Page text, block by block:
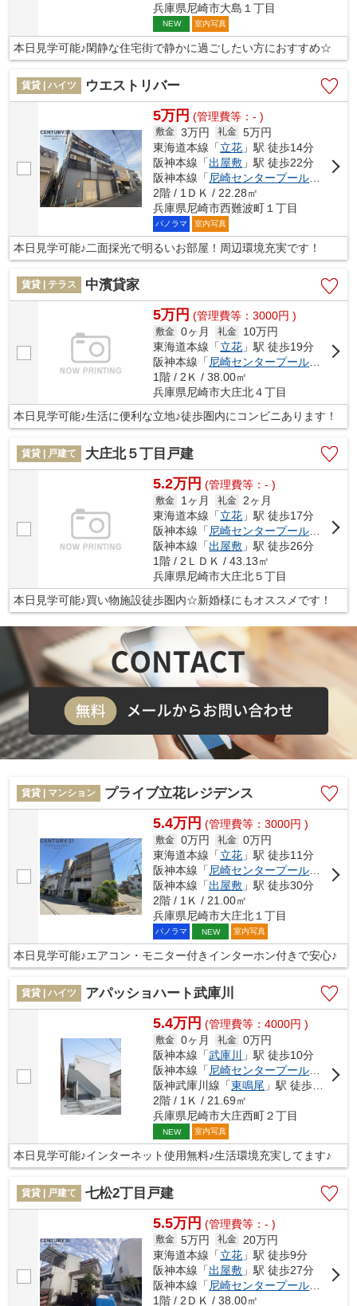
兵庫県尼崎市大島１丁目
NEW 室内写真
本日見学可能♪閑静な住宅街で静かに過ごしたい方におすすめ☆
賃貸 | ハイツ ウエストリバー
5万円 (管理費等：- )
敷金 3万円 礼金 5万円
東海道本線「立花 」駅 徒歩14分
阪神本線「出屋敷 」駅 徒歩22分
阪神本線「尼崎センタープール前
」駅
2階 / 1ＤＫ / 22.28㎡
兵庫県尼崎市西難波町１丁目
パノラマ 室内写真
本日見学可能♪二面採光で明るいお部屋！周辺環境充実です！
賃貸 | テラス 中濱貸家
5万円 (管理費等：3000円 )
敷金 0ヶ月 礼金
10万円
東海道本線「立花 」駅 徒歩19分
阪神本線「尼崎センタープール前
」駅
1階 / 2Ｋ / 38.00㎡
兵庫県尼崎市大庄北４丁目
本日見学可能♪生活に便利な立地♪徒歩圏内にコンビニあります！
賃貸 | 戸建て 大庄北５丁目戸建
5.2万円 (管理費等：- )
敷金 1ヶ月 礼金 2ヶ月
東海道本線「立花 」駅 徒歩17分
阪神本線「尼崎センタープール前
」駅
阪神本線「出屋敷 」駅 徒歩26分
1階 / 2ＬＤＫ / 43.13㎡
兵庫県尼崎市大庄北５丁目
本日見学可能♪買い物施設徒歩圏内☆新婚様にもオススメです！
賃貸 | マンション プライブ立花レジデンス
5.4万円 (管理費等：3000円 )
敷金 0万円 礼金 0万円
東海道本線「立花 」駅 徒歩11分
阪神本線「 尼崎センタープール前
」駅
阪神本線「出屋敷 」駅 徒歩30分
2階 / 1Ｋ / 21.00㎡
兵庫県尼崎市大庄北１丁目
パノラマ NEW 室内写真
本日見学可能♪エアコン・モニター付きインターホン付きで安心♪
賃貸 | ハイツ アパッショハート武庫川
5.4万円 (管理費等：4000円 )
敷金 0ヶ月 礼金 0万円
阪神本線「武庫川
」駅 徒歩10分
阪神本線「 尼崎センタープール前
」駅
阪神武庫川線「東鳴尾 」駅 徒歩21分
2階 / 1Ｋ / 21.69㎡
兵庫県尼崎市大庄西町２丁目
NEW 室内写真
本日見学可能♪インターネット使用無料♪生活環境充実してます♪
賃貸 | 戸建て 七松2丁目戸建
5.5万円 (管理費等：- )
敷金 5万円 礼金
20万円
東海道本線「立花 」駅 徒歩9分
阪神本線「出屋敷 」駅 徒歩27分
阪神本線「 尼崎センタープール前
」駅
1階 / 2ＤＫ / 38.00㎡